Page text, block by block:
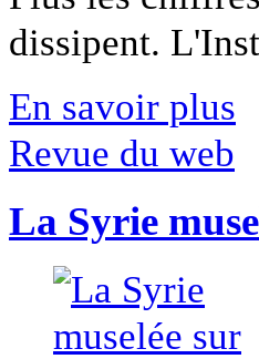
dissipent.
En savoir plus
Revue du web
La Syrie